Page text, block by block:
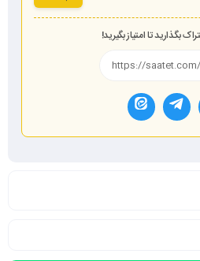
بگذارید تا امتیاز بگیرید!